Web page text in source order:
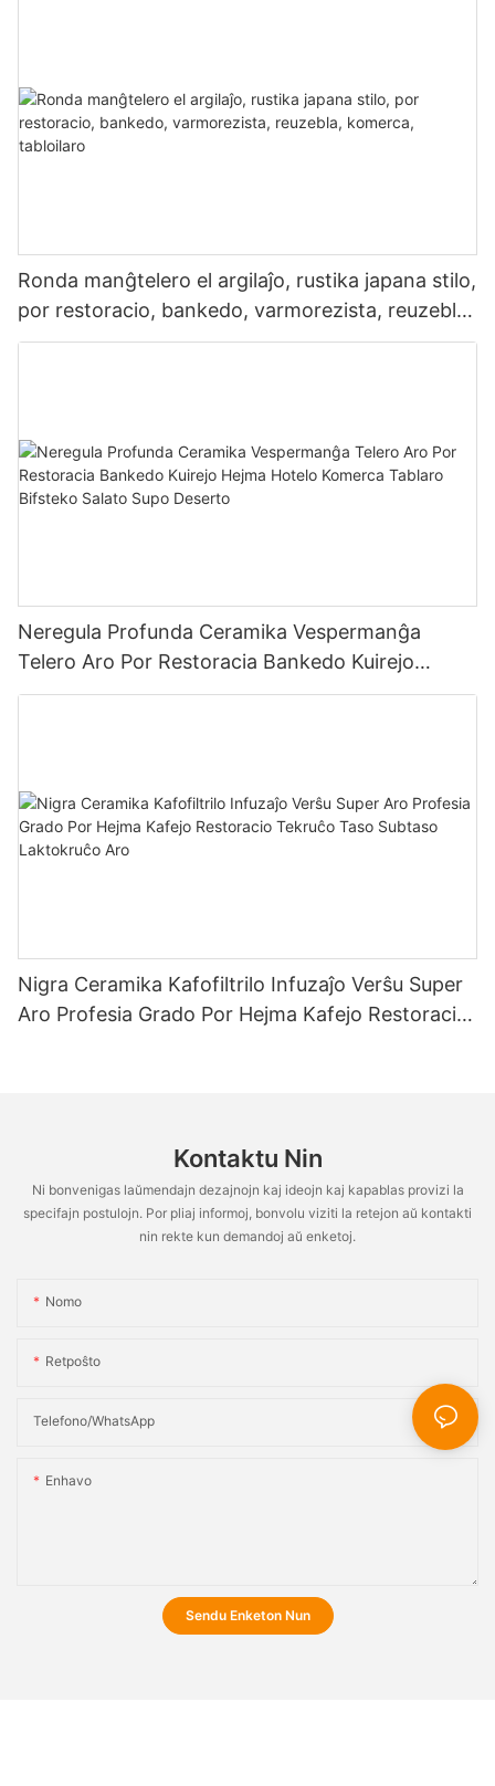
Ronda manĝtelero el argilaĵo, rustika japana stilo,
por restoracio, bankedo, varmorezista, reuzebla,
komerca, tabloilaro
Neregula Profunda Ceramika Vespermanĝa
Telero Aro Por Restoracia Bankedo Kuirejo
Hejma Hotelo Komerca Tablaro Bifsteko Salato
Nigra Ceramika Kafofiltrilo Infuzaĵo Verŝu Super
Aro Profesia Grado Por Hejma Kafejo Restoracio
Kontaktu Nin
Ni bonvenigas laŭmendajn dezajnojn kaj ideojn kaj kapablas provizi la
specifajn postulojn. Por pliaj informoj, bonvolu viziti la retejon aŭ kontakti
nin rekte kun demandoj aŭ enketoj.
Nomo
Retpoŝto
Telefono/WhatsApp
Enhavo
Sendu Enketon Nun